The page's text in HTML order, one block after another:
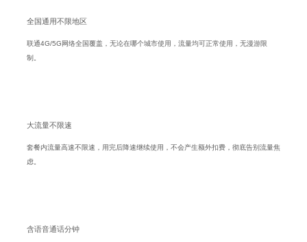
全国通用不限地区
联通4G/5G网络全国覆盖，无论在哪个城市使用，流量均可正常使用，无漫游限
制。
大流量不限速
套餐内流量高速不限速，用完后降速继续使用，不会产生额外扣费，彻底告别流量焦
虑。
含语音通话分钟